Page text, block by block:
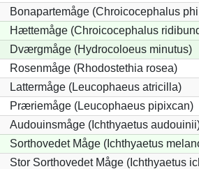
Bonapartemåge (Chroicocephalus
Hættemåge (Chroicocephalus
Dværgmåge (Hydrocoloeus minutus)
Rosenmåge (Rhodostethia rosea)
Lattermåge (Leucophaeus atricilla)
Præriemåge (Leucophaeus pipixcan)
Audouinsmåge (Ichthyaetus
Sorthovedet Måge (Ichthyaetus
Stor Sorthovedet Måge (Ichthyaetus